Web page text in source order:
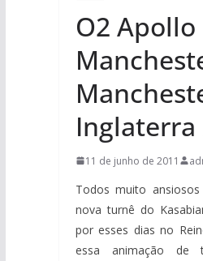
O2 Apollo
Inglaterra
11 de junho de 2011
Todos muito
nova turnê do
por esses dias no
essa animação de